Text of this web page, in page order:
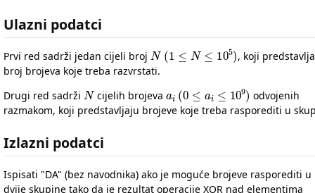
Ulazni podatci
Prvi red sadrži jedan cijeli broj
( 5)
, koji predstavlja
broj brojeva koje treba razvrstati.
Drugi red sadrži
N
cijelih brojeva
(0 109)
odvojenih
razmakom, koji predstavljaju brojeve koje treba rasporediti u
Izlazni podatci
Ispisati "DA" (bez navodnika) ako je moguće brojeve rasporediti u
dvije skupine tako da je rezultat operacije XOR nad elementima